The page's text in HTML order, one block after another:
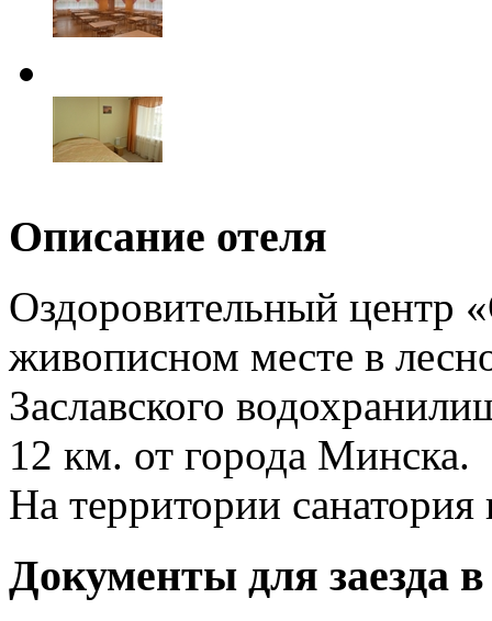
Описание отеля
Оздоровительный центр
живописном месте в
Заславского
12 км. от города Минска.
На территории санатория
Документы для заезда